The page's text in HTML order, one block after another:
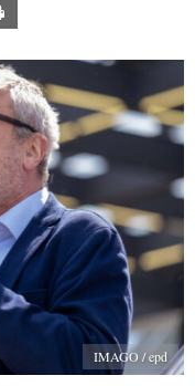
IMAGO / epd